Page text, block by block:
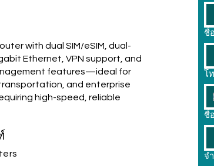
with dual SIM/eSIM, dual-
Ethernet, VPN support, and
features—ideal for
and enterprise
high-speed, reliable
ชื่
โ
ชื่
จ